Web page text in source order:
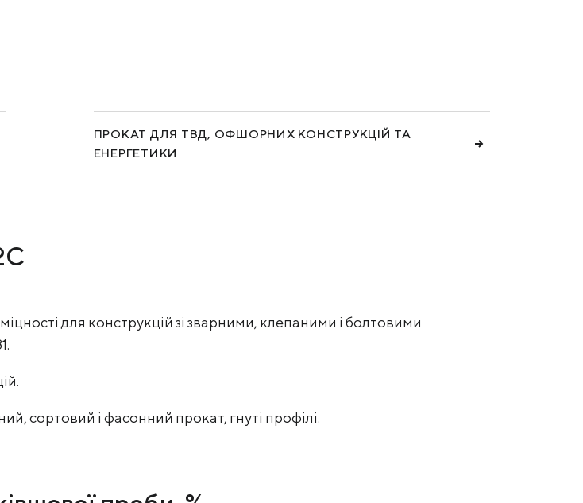
ПРОКАТ ДЛЯ ТВД, ОФШОРНИХ КОНСТРУКЦІЙ ТА
ЕНЕРГЕТИКИ
для конструкцій зі зварними, клепаними і болтовими
сортовий і фасонний прокат, гнуті профілі.